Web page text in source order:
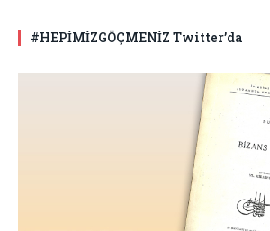
#HEPİMİZGÖÇMENİZ Twitter’da